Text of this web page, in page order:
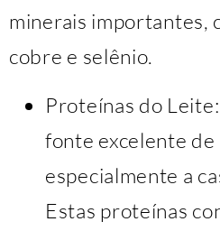
minerais importantes,
cobre e selênio.
Proteínas do
fonte excelente
especialmente a
Estas proteínas